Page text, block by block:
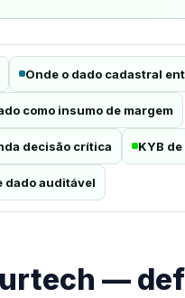
Onde o dado cadastral
como insumo de margem
decisão crítica KYB
dado auditável
—